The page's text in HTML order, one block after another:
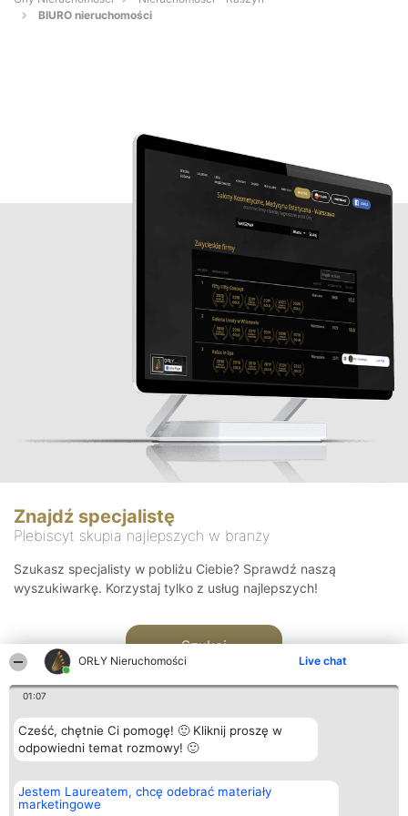
ORŁY Nieruchomości Live chat
01:07
Cześć, chętnie Ci pomogę! 🙂 Kliknij proszę w
odpowiedni temat rozmowy! 🙂
Jestem Laureatem, chcę odebrać materiały
marketingowe
BIURO nieruchomości
Znajdź specjalistę
Plebiscyt skupia najlepszych w branży
Szukasz specjalisty w pobliżu Ciebie? Sprawdź naszą
wyszukiwarkę. Korzystaj tylko z usług najlepszych!
Szukaj
Organizator plebiscytu
Bright Side Solutions sp. z o.
o. sp. k.
Plebiscyt
Laureaci
Kontakt
Kontakt